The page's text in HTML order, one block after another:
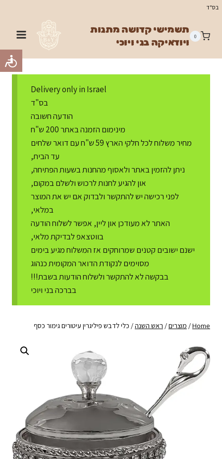
Skip
content
בס"ד
0
תשמישי קדושה מתנות
ויודאיקה בני ויוכי
Delivery only in Israel
בס"ד
הודעה חשובה
מינימום הזמנה באתר 200 ש"ח
מחיר משלוח לכל חלקי הארץ 59 ש"ח עם דואר שלחים
עד הבית,
ניתן להזמין באתר ולאסוף מהחנות בשעות הפתיחה,
און להגיע לחנות לרכוש ולשלם במקום,
לפני רכישה יש להתקשר ולבדוק אם יש את המוצר
במלאי,
האתר לא מעודכן און ליין, אפשר לשלוח הודעה
בווטצאפ לבדיקת מלאי,
ישנם ישובים קטנים שמרוחקים אז המשלוח מגיע בימים
מסוימים לנקודת הדואר המקומית כנהוג
בבקשה לא להתקשר ולשלוח הודעות בשבת!!!
בברכה בני ויוכי
Home
/ מוצרים/ ראש השנה/ כלי לדבש פיליגרין עיטורים גימור כסף